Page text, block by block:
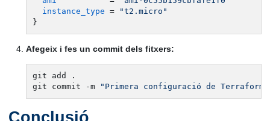
instance_type =
"t2.micro"
Afegeix i fes un commit dels fitxers:
git add .
git commit -m
"Primera configuració de Terraform"
Conclusió